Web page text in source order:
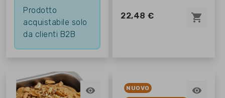
Prodotto
acquistabile solo
da clienti B2B
22,48 € shopping_cart

NUOVO
